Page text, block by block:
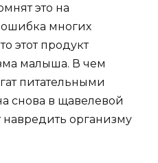
это на
многих
этот продукт
малыша. В чем
питательными
снова в щавелевой
навредить организму